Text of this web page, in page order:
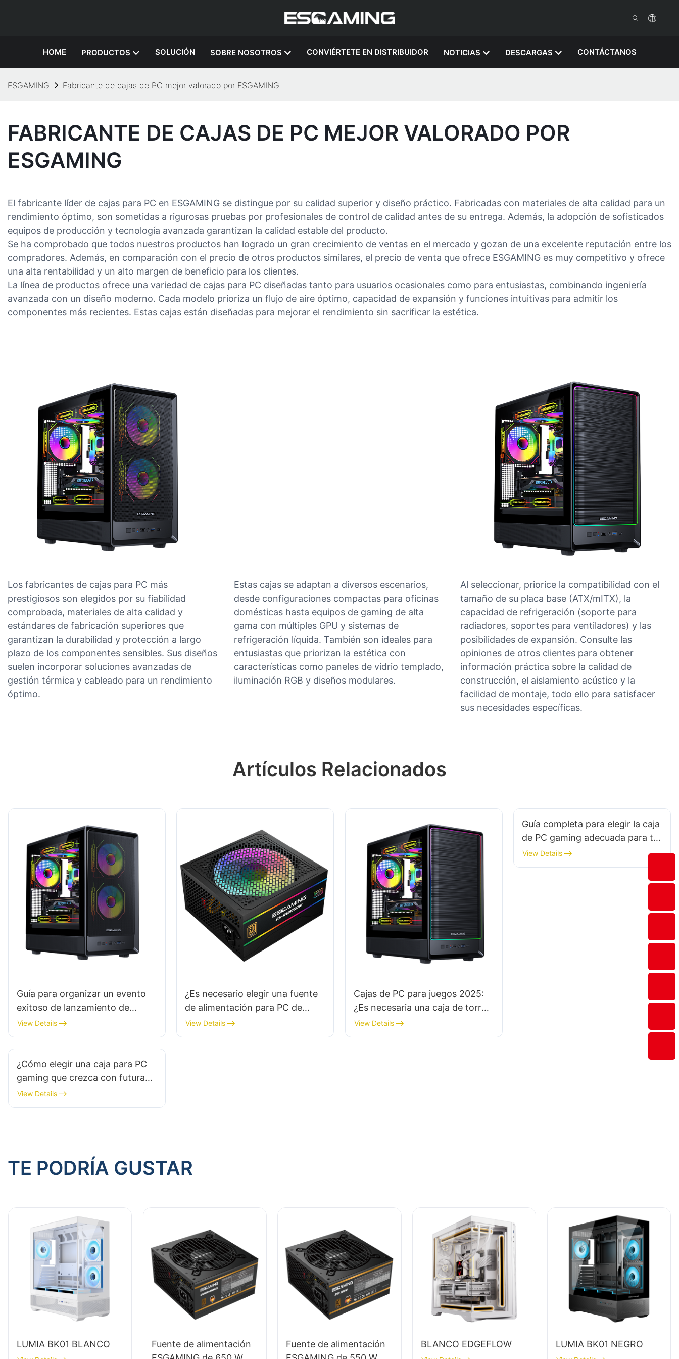
HOME PRODUCTOS SOLUCIÓN SOBRE NOSOTROS CONVIÉRTETE EN DISTRIBUIDOR NOTICIAS DESCARGAS CONTÁCTANOS
ESGAMING Fabricante de cajas de PC mejor valorado por ESGAMING
FABRICANTE DE CAJAS DE PC MEJOR VALORADO POR
ESGAMING
El fabricante líder de cajas para PC en ESGAMING se distingue por su calidad superior y diseño práctico. Fabricadas con materiales de alta calidad para un
rendimiento óptimo, son sometidas a rigurosas pruebas por profesionales de control de calidad antes de su entrega. Además, la adopción de sofisticados
equipos de producción y tecnología avanzada garantizan la calidad estable del producto.
Se ha comprobado que todos nuestros productos han logrado un gran crecimiento de ventas en el mercado y gozan de una excelente reputación entre los
compradores. Además, en comparación con el precio de otros productos similares, el precio de venta que ofrece ESGAMING es muy competitivo y ofrece
una alta rentabilidad y un alto margen de beneficio para los clientes.
La línea de productos ofrece una variedad de cajas para PC diseñadas tanto para usuarios ocasionales como para entusiastas, combinando ingeniería
avanzada con un diseño moderno. Cada modelo prioriza un flujo de aire óptimo, capacidad de expansión y funciones intuitivas para admitir los
componentes más recientes. Estas cajas están diseñadas para mejorar el rendimiento sin sacrificar la estética.
Los fabricantes de cajas para PC más
prestigiosos son elegidos por su fiabilidad
comprobada, materiales de alta calidad y
estándares de fabricación superiores que
garantizan la durabilidad y protección a largo
plazo de los componentes sensibles. Sus diseños
suelen incorporar soluciones avanzadas de
gestión térmica y cableado para un rendimiento
óptimo.
Estas cajas se adaptan a diversos escenarios,
desde configuraciones compactas para oficinas
domésticas hasta equipos de gaming de alta
gama con múltiples GPU y sistemas de
refrigeración líquida. También son ideales para
entusiastas que priorizan la estética con
características como paneles de vidrio templado,
iluminación RGB y diseños modulares.
Al seleccionar, priorice la compatibilidad con el
tamaño de su placa base (ATX/mITX), la
capacidad de refrigeración (soporte para
radiadores, soportes para ventiladores) y las
posibilidades de expansión. Consulte las
opiniones de otros clientes para obtener
información práctica sobre la calidad de
construcción, el aislamiento acústico y la
facilidad de montaje, todo ello para satisfacer
sus necesidades específicas.
Artículos Relacionados
Guía para organizar un evento
exitoso de lanzamiento de
gabinetes para PC para juegos
View Details
¿Es necesario elegir una fuente
de alimentación para PC de
marca?
View Details
Cajas de PC para juegos 2025:
¿Es necesaria una caja de torre
completa para tu equipo?
View Details
Guía completa para elegir la caja
de PC gaming adecuada para tu
equipo
View Details
¿Cómo elegir una caja para PC
gaming que crezca con futuras
actualizaciones?
View Details
TE PODRÍA GUSTAR
LUMIA BK01 BLANCO
Fuente de alimentación
Fuente de alimentación
BLANCO EDGEFLOW LUMIA BK01 NEGRO